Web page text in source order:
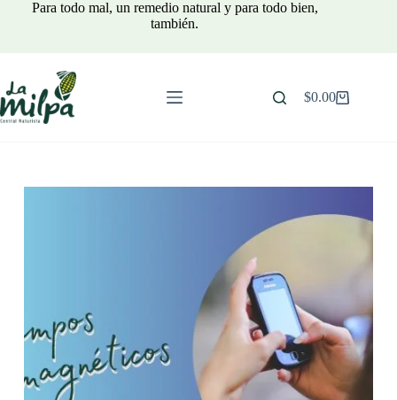
Para todo mal, un remedio natural y para todo bien,
también.
Carro
$0.00